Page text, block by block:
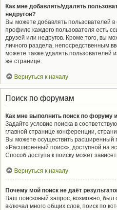
Как мне добавлять/удалять
недругов?
Вы можете добавлять пользователей
профиле каждого пользователя есть
друзей или недругов. Кроме того, вы
личного раздела, непосредственным
можете также удалять пользователей
же странице.
Вернуться к началу
Поиск по форумам
Как мне выполнить поиск по форуму
Задайте условие поиска в
главной странице конференции,
Вы можете осуществить расширенный
«Расширенный поиск», доступной на
Способ доступа к поиску может
Вернуться к началу
Почему мой поиск не даёт
Ваш поисковый запрос, возможно,
включал много общих слов, поиск по